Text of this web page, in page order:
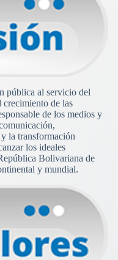
pública al servicio del
crecimiento de las
de los medios y
la transformación
los ideales
Bolivariana de
y mundial.